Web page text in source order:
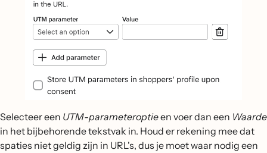
Selecteer een UTM-parameteroptieen voer dan een Waarde
in het bijbehorende tekstvak in. Houd er rekening mee dat
spaties niet geldig zijn in URL's, dus je moet waar nodig een